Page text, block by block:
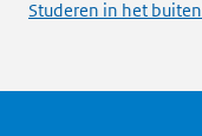
Studeren in het
Link
pagina